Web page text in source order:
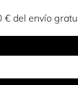
gratuito